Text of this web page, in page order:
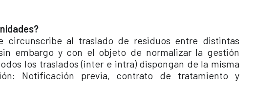
circunscribe al traslado de residuos entre distintas
embargo y con el objeto de normalizar la gestión
los traslados (inter e intra) dispongan de la misma
Notificación previa, contrato de tratamiento y